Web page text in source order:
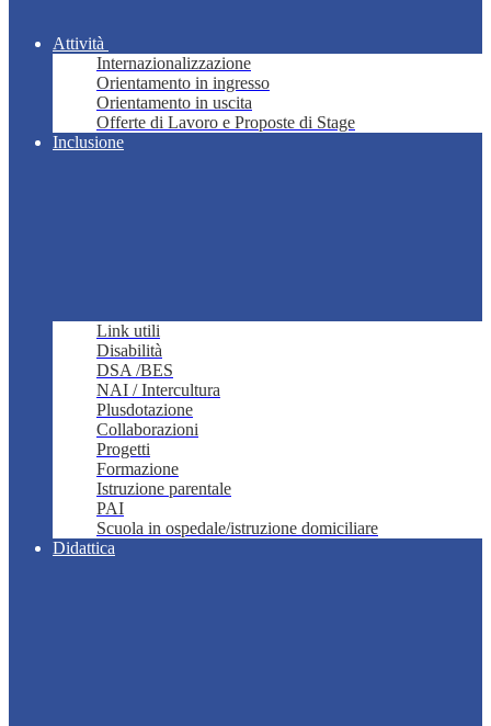
Attività
Internazionalizzazione
Orientamento in ingresso
Orientamento in uscita
Offerte di Lavoro e Proposte di Stage
Inclusione
Link utili
Disabilità
DSA /BES
NAI / Intercultura
Plusdotazione
Collaborazioni
Progetti
Formazione
Istruzione parentale
PAI
Scuola in ospedale/istruzione domiciliare
Didattica